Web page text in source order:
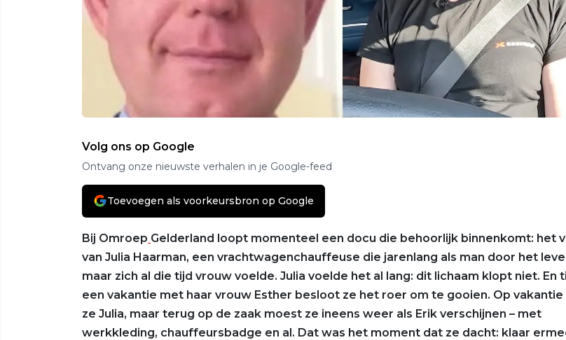
Volg ons op Google
Ontvang onze nieuwste verhalen in je Google-feed
Toevoegen als voorkeursbron op Google
Bij Omroep Gelderland loopt momenteel een docu die behoorlijk binnenkomt: het
van Julia Haarman, een vrachtwagenchauffeuse die jarenlang als man door het
maar zich al die tijd vrouw voelde. Julia voelde het al lang: dit lichaam klopt niet. En
een vakantie met haar vrouw Esther besloot ze het roer om te gooien. Op vakantie
ze Julia, maar terug op de zaak moest ze ineens weer als Erik verschijnen – met
werkkleding, chauffeursbadge en al. Dat was het moment dat ze dacht: klaar